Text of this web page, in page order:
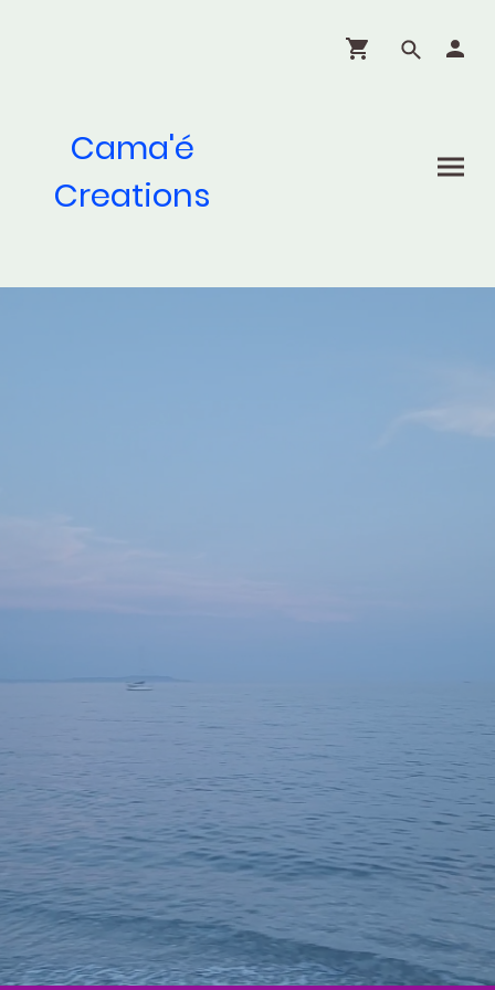
Cama'é
Creations